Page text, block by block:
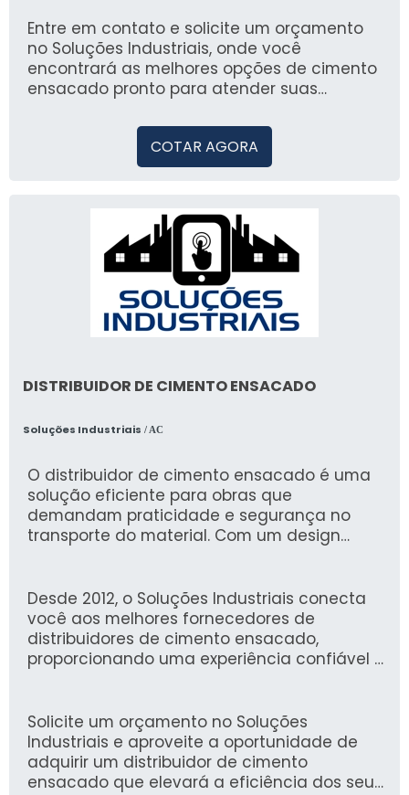
prática na busca de soluções para seu
projeto.
Entre em contato e solicite um orçamento
no Soluções Industriais, onde você
encontrará as melhores opções de cimento
ensacado pronto para atender suas
competitividade.
COTAR AGORA
DISTRIBUIDOR DE CIMENTO ENSACADO
Soluções Industriais / AC
O distribuidor de cimento ensacado é uma
solução eficiente para obras que
demandam praticidade e segurança no
transporte do material. Com um design
de construção civil e reformas.
Desde 2012, o Soluções Industriais conecta
você aos melhores fornecedores de
distribuidores de cimento ensacado,
proporcionando uma experiência confiável e
plataforma, é o local ideal para encontrar as
melhores ofertas do mercado.
Solicite um orçamento no Soluções
Industriais e aproveite a oportunidade de
adquirir um distribuidor de cimento
ensacado que elevará a eficiência dos seus